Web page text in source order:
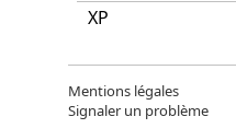
XP
Mentions légales
Signaler un problème